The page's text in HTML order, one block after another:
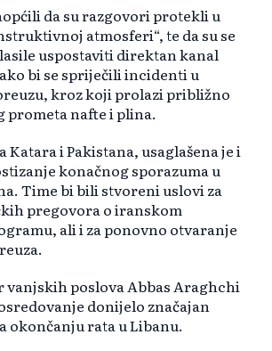
da su razgovori protekli u
atmosferi“, te da su se
uspostaviti direktan kanal
bi se spriječili incidenti u
kroz koji prolazi približno
prometa nafte i plina.
Katara i Pakistana, usaglašena je i
konačnog sporazuma u
Time bi bili stvoreni uslovi za
pregovora o iranskom
ali i za ponovno otvaranje
poslova Abbas Araghchi
donijelo značajan
okončanju rata u Libanu.